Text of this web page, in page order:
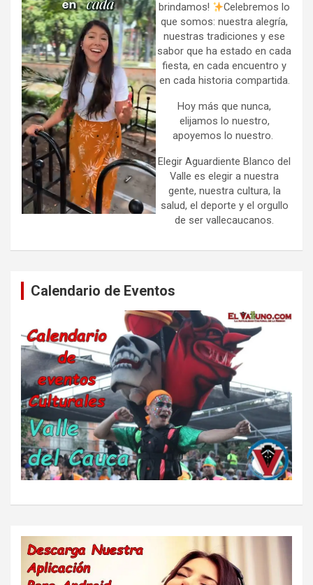
brindamos!
Celebremos lo
que somos: nuestra alegría,
nuestras tradiciones y ese
sabor que ha estado en cada
fiesta, en cada encuentro y
en cada historia compartida.
Hoy más que nunca,
elijamos lo nuestro,
apoyemos lo nuestro.
Elegir Aguardiente Blanco del
Valle es elegir a nuestra
gente, nuestra cultura, la
salud, el deporte y el orgullo
de ser vallecaucanos.
Calendario de Eventos